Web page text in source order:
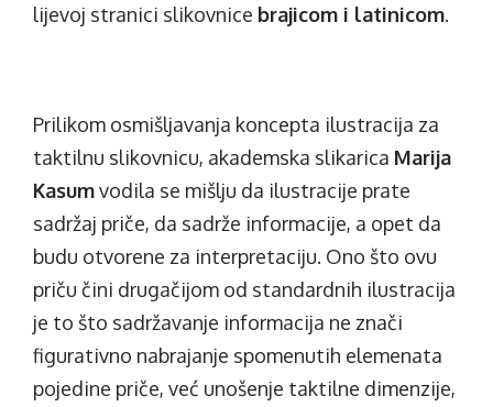
lijevoj stranici slikovnice brajicom i latinicom.
Prilikom osmišljavanja koncepta ilustracija za
taktilnu slikovnicu, akademska slikarica Marija
Kasumvodila se mišlju da ilustracije prate
sadržaj priče, da sadrže informacije, a opet da
budu otvorene za interpretaciju. Ono što ovu
priču čini drugačijom od standardnih ilustracija
je to što sadržavanje informacija ne znači
figurativno nabrajanje spomenutih elemenata
pojedine priče, već unošenje taktilne dimenzije,